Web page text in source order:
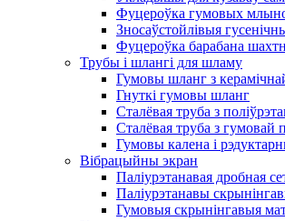
Фуцероўка гумовых
Зносаўстойлівыя
Фуцероўка барабана
Трубы і шлангі для шламу
Гумовы шланг з
Гнуткі гумовы шланг
Сталёвая труба з
Сталёвая труба з гумовай
Гумовы калена і
Вібрацыйны экран
Паліурэтанавая дробная
Паліурэтанавы
Гумовыя скрынінгавыя